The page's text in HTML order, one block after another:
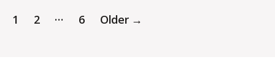
Posts
1 2 … 6 Older →